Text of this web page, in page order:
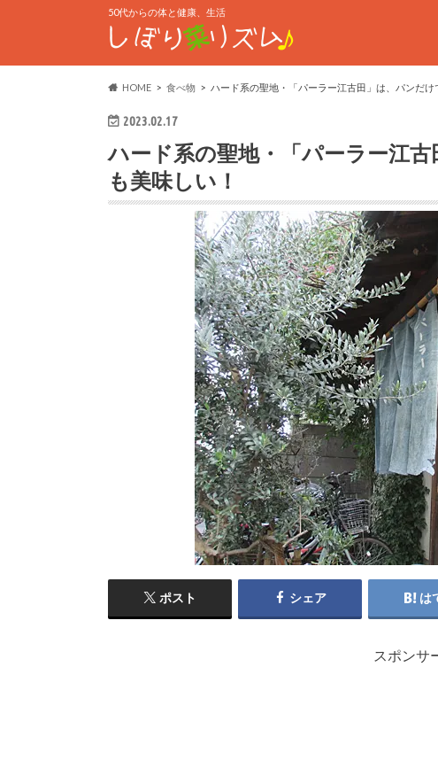
50代からの体と健康、生活
HOME 食べ物 ハード系の聖地・「パーラー江古田」は、パンだけ
2023.02.17
ハード系の聖地・「パーラー江
も美味しい！
ポスト シェア は
スポンサ